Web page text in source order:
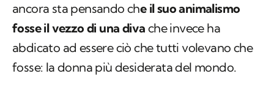
ancora sta pensando che il suo animalismo
fosse il vezzo di una diva che invece ha
abdicato ad essere ciò che tutti volevano che
fosse: la donna più desiderata del mondo.